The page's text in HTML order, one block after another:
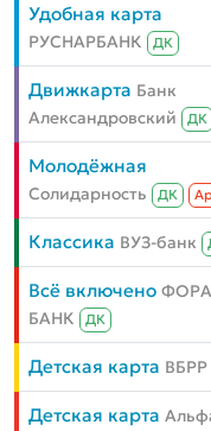
Удобная карта
РУСНАРБАНК ДК
Движкарта Банк
Александровский
ДК
Молодёжная
Солидарность ДК
Классика ВУЗ-банк
Всё включено
БАНК
ДК
Детская карта ВБРР
Детская карта